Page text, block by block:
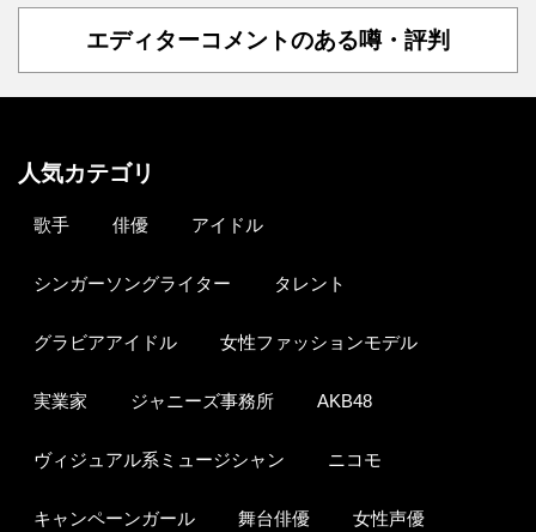
エディターコメントのある噂・評判
人気カテゴリ
歌手 俳優 アイドル
シンガーソングライター タレント
グラビアアイドル 女性ファッションモデル
実業家 ジャニーズ事務所 AKB48
ヴィジュアル系ミュージシャン ニコモ
キャンペーンガール 舞台俳優 女性声優